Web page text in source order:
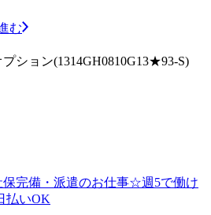
む
ション(1314GH0810G13★93-S)
保完備・派遣のお仕事☆週5で働け
払いOK